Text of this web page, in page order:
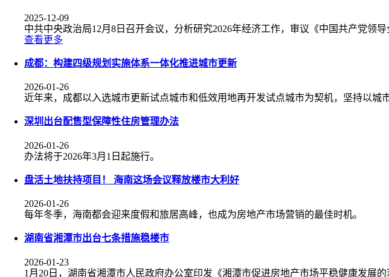
2025-12-09
中共中央政治局12月8日召开会议，分析研究2026年经济工作，审议《中国共产党领导
查看更多
成都：构建四级规划实施体系一体化推进城市更新
2026-01-26
近年来，成都以入选城市更新试点城市和低效用地再开发试点城市为契机，坚持以城
深圳出台配售型保障性住房管理办法
2026-01-26
办法将于2026年3月1日起施行。
盘活土地扶持项目！ 海南这场会议释放楼市大利好
2026-01-26
每年冬季，海南都会迎来度假和旅居高峰，也成为房地产市场营销的最佳时机。
湖南省湘潭市出台七条措施稳楼市
2026-01-23
1月20日，湖南省湘潭市人民政府办公室印发《湘潭市促进房地产市场平稳健康发展的